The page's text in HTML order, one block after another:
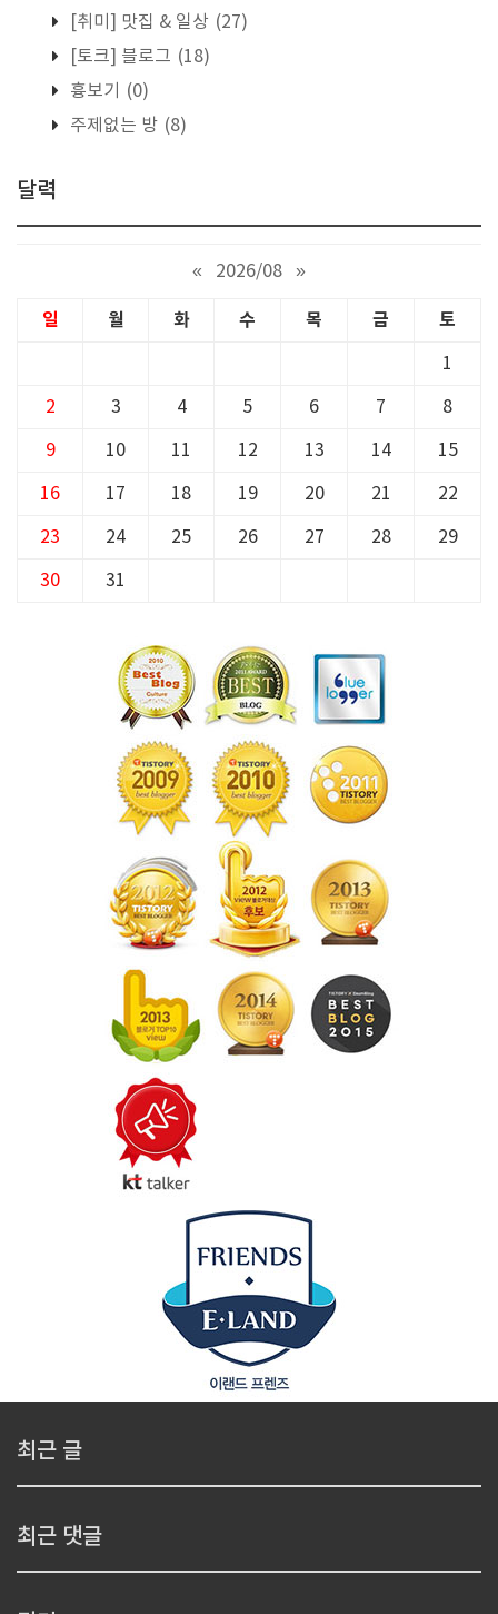
[취미] 맛집 & 일상 (27)
[토크] 블로그 (18)
흉보기
(0)
주제없는 방 (8)
달력
« 2026/08 »
일 월 화 수 목 금 토
1
2 3 4 5 6 7 8
9 10 11 12 13 14 15
16 17 18 19 20 21 22
23 24 25 26 27 28 29
30 31
최근 글
최근 댓글